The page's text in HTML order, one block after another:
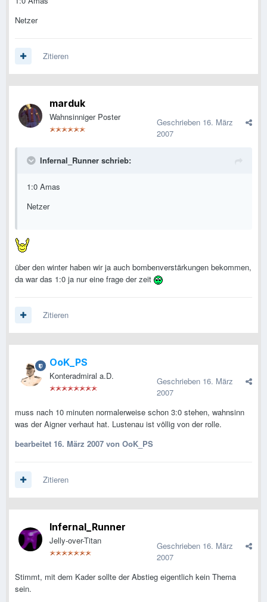
Netzer
Zitieren
marduk
Wahnsinniger Poster Geschrieben 16. März
2007
Infernal_Runner schrieb:
1:0 Amas
Netzer
über den winter haben wir ja auch bombenverstärkungen bekommen,
da war das 1:0 ja nur eine frage der zeit
Zitieren
OoK_PS
Konteradmiral a.D. Geschrieben 16. März
2007
muss nach 10 minuten normalerweise schon 3:0 stehen, wahnsinn
was der Aigner verhaut hat. Lustenau ist völlig von der rolle.
bearbeitet 16. März 2007 von OoK_PS
Zitieren
Infernal_Runner
Jelly-over-Titan Geschrieben 16. März
2007
Stimmt, mit dem Kader sollte der Abstieg eigentlich kein Thema
sein.